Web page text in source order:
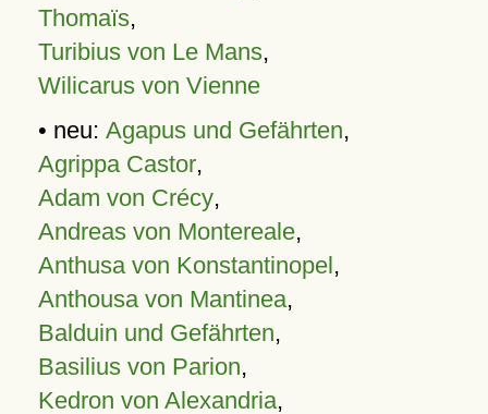
Thomaïs,
Turibius von Le Mans,
Wilicarus von Vienne
• neu: Agapus und Gefährten,
Agrippa Castor,
Adam von Crécy,
Andreas von Montereale,
Anthusa von Konstantinopel,
Anthousa von Mantinea,
Balduin und Gefährten,
Basilius von Parion,
Kedron von Alexandria,